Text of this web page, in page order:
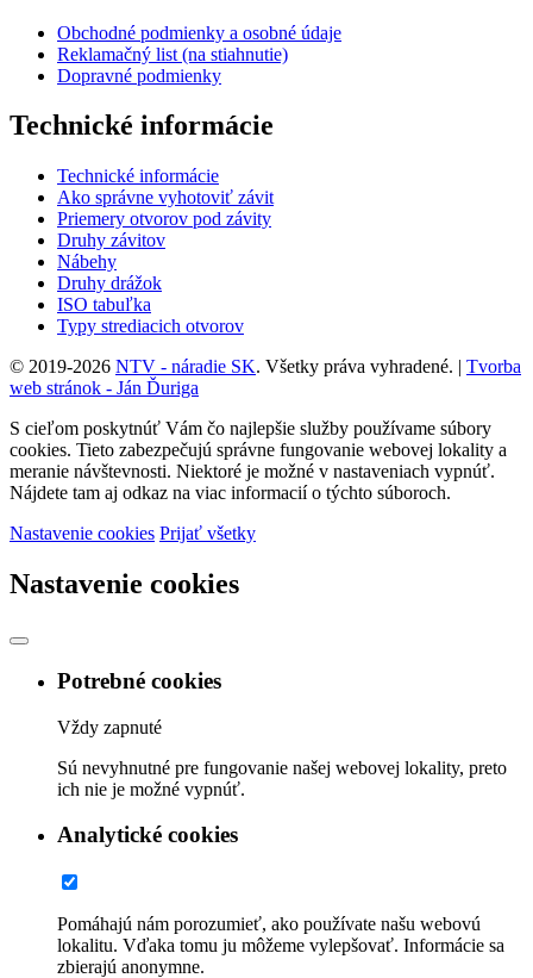
Obchodné podmienky a osobné údaje
Reklamačný list (na stiahnutie)
Dopravné podmienky
Technické informácie
Technické informácie
Ako správne vyhotoviť závit
Priemery otvorov pod závity
Druhy závitov
Nábehy
Druhy drážok
ISO tabuľka
Typy strediacich otvorov
© 2019-2026 NTV - náradie SK. Všetky práva vyhradené. | Tvorba
web stránok - Ján Ďuriga
S cieľom poskytnúť Vám čo najlepšie služby používame súbory
cookies. Tieto zabezpečujú správne fungovanie webovej lokality a
meranie návštevnosti. Niektoré je možné v nastaveniach vypnúť.
Nájdete tam aj odkaz na viac informacií o týchto súboroch.
Nastavenie cookies Prijať všetky
Nastavenie cookies
Potrebné cookies
Vždy zapnuté
Sú nevyhnutné pre fungovanie našej webovej lokality, preto
ich nie je možné vypnúť.
Analytické cookies
Pomáhajú nám porozumieť, ako používate našu webovú
lokalitu. Vďaka tomu ju môžeme vylepšovať. Informácie sa
zbierajú anonymne.